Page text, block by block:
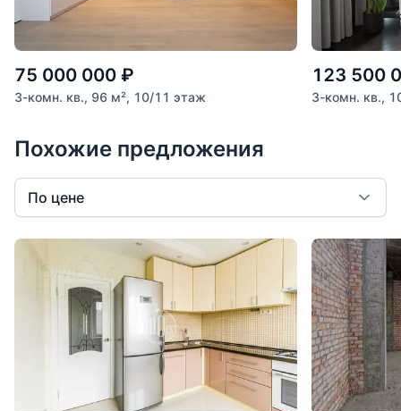
75 000 000 ₽
3-комн. кв., 96 м², 10/11 этаж
123 500
3-комн. кв.,
Похожие предложения
По цене